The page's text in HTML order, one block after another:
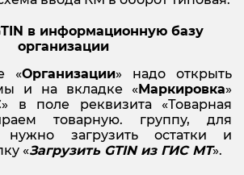
в информационную базу
организации
«Организации» надо открыть
и на вкладке «Маркировка»
» в поле реквизита «Товарная
товарную. группу, для
загрузить остатки и
«Загрузить GTIN из ГИС МТ».